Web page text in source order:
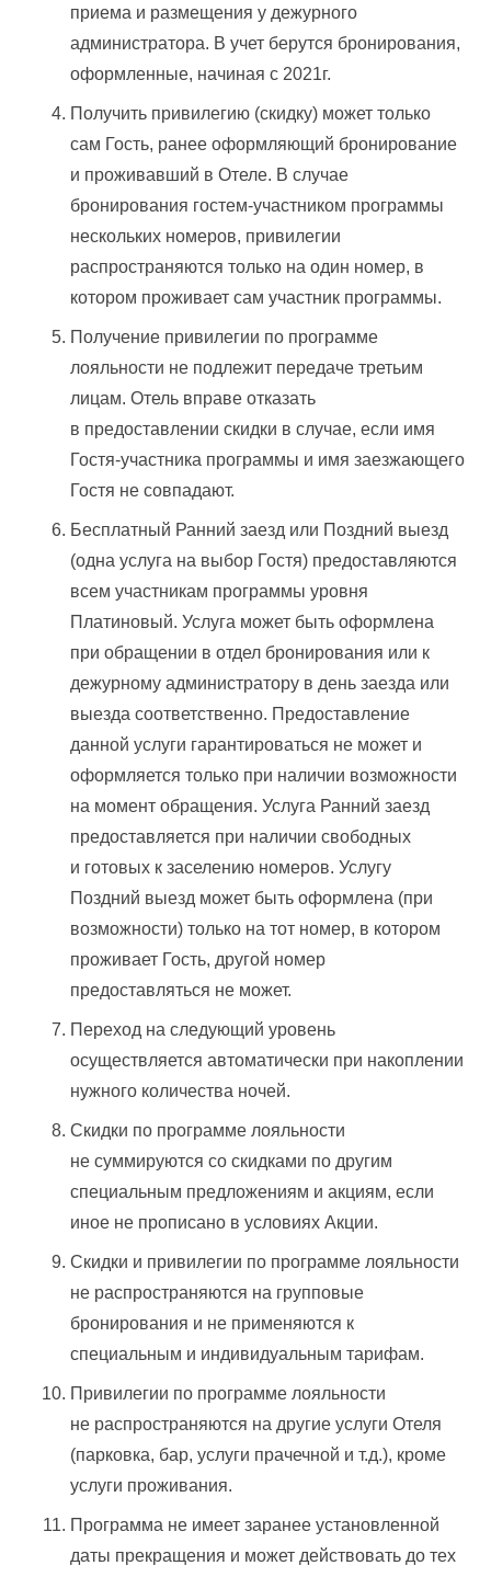
приема и размещения у дежурного
администратора. В учет берутся бронирования,
оформленные, начиная с 2021г.
Получить привилегию (скидку) может только
сам Гость, ранее оформляющий бронирование
и проживавший в Отеле. В случае
бронирования гостем-участником программы
нескольких номеров, привилегии
распространяются только на один номер, в
котором проживает сам участник программы.
Получение привилегии по программе
лояльности не подлежит передаче третьим
лицам. Отель вправе отказать
в предоставлении скидки в случае, если имя
Гостя-участника программы и имя заезжающего
Гостя не совпадают.
Бесплатный Ранний заезд или Поздний выезд
(одна услуга на выбор Гостя) предоставляются
всем участникам программы уровня
Платиновый. Услуга может быть оформлена
при обращении в отдел бронирования или к
дежурному администратору в день заезда или
выезда соответственно. Предоставление
данной услуги гарантироваться не может и
оформляется только при наличии возможности
на момент обращения. Услуга Ранний заезд
предоставляется при наличии свободных
и готовых к заселению номеров. Услугу
Поздний выезд может быть оформлена (при
возможности) только на тот номер, в котором
проживает Гость, другой номер
предоставляться не может.
Переход на следующий уровень
осуществляется автоматически при накоплении
нужного количества ночей.
Скидки по программе лояльности
не суммируются со скидками по другим
специальным предложениям и акциям, если
иное не прописано в условиях Акции.
Скидки и привилегии по программе лояльности
не распространяются на групповые
бронирования и не применяются к
специальным и индивидуальным тарифам.
Привилегии по программе лояльности
не распространяются на другие услуги Отеля
(парковка, бар, услуги прачечной и т.д.), кроме
услуги проживания.
Программа не имеет заранее установленной
даты прекращения и может действовать до тех